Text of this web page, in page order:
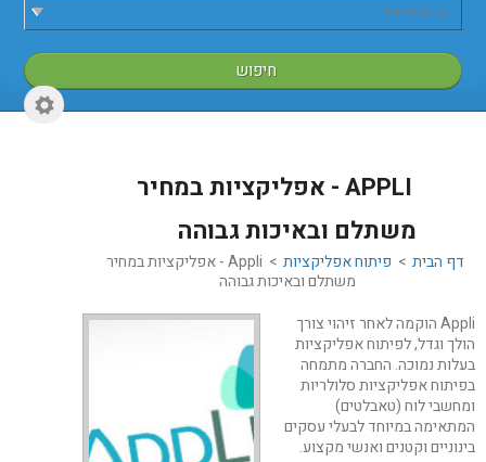
APPLI - אפליקציות במחיר
משתלם ובאיכות גבוהה
דף הבית > פיתוח אפליקציות
> Appli - אפליקציות במחיר
משתלם ובאיכות גבוהה
Appli הוקמה לאחר זיהוי צורך
הולך וגדל, לפיתוח אפליקציות
בעלות נמוכה. החברה מתמחה
בפיתוח אפליקציות סלולריות
ומחשבי לוח (טאבלטים)
המתאימה במיוחד לבעלי עסקים
בינוניים וקטנים ואנשי מקצוע.